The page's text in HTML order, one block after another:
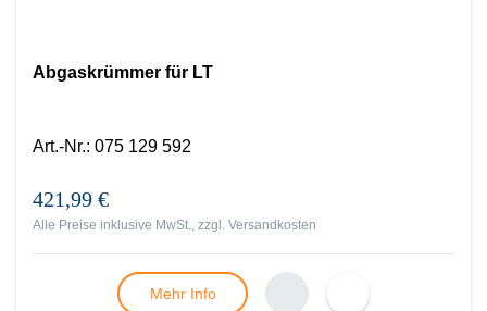
Abgaskrümmer für LT
Art.-Nr.: 075 129 592
421,99 €
Alle Preise inklusive MwSt., zzgl. Versandkosten
Mehr Info